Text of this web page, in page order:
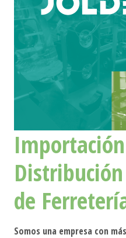
de
Somos una empresa con